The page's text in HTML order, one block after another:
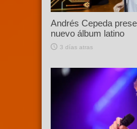
Andrés Cepeda
nuevo álbum latino
3 días atras